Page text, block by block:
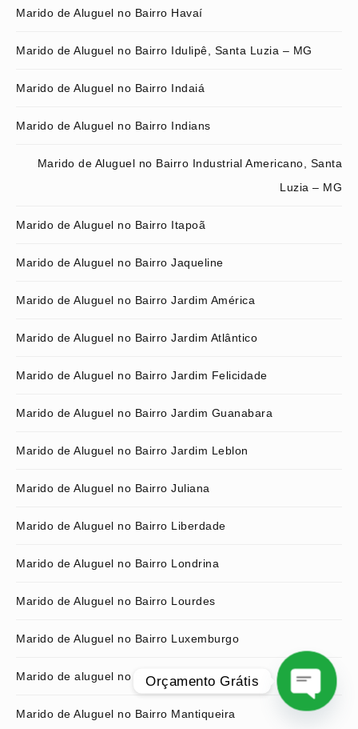
Marido de Aluguel no Bairro Havaí
Marido de Aluguel no Bairro Idulipê, Santa Luzia – MG
Marido de Aluguel no Bairro Indaiá
Marido de Aluguel no Bairro Indians
Marido de Aluguel no Bairro Industrial Americano, Santa
Luzia – MG
Marido de Aluguel no Bairro Itapoã
Marido de Aluguel no Bairro Jaqueline
Marido de Aluguel no Bairro Jardim América
Marido de Aluguel no Bairro Jardim Atlântico
Marido de Aluguel no Bairro Jardim Felicidade
Marido de Aluguel no Bairro Jardim Guanabara
Marido de Aluguel no Bairro Jardim Leblon
Marido de Aluguel no Bairro Juliana
Marido de Aluguel no Bairro Liberdade
Marido de Aluguel no Bairro Londrina
Marido de Aluguel no Bairro Lourdes
Marido de Aluguel no Bairro Luxemburgo
Marido de aluguel no Bairro Mangabeiras
Marido de Aluguel no Bairro Mantiqueira
Orçamento Grátis